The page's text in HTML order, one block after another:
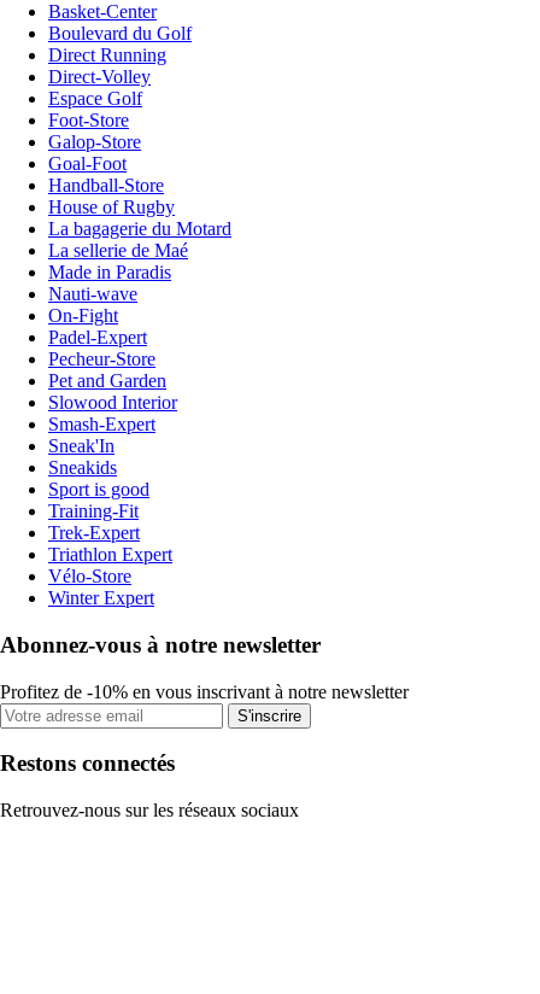
Basket-Center
Boulevard du Golf
Direct Running
Direct-Volley
Espace Golf
Foot-Store
Galop-Store
Goal-Foot
Handball-Store
House of Rugby
La bagagerie du Motard
La sellerie de Maé
Made in Paradis
Nauti-wave
On-Fight
Padel-Expert
Pecheur-Store
Pet and Garden
Slowood Interior
Smash-Expert
Sneak'In
Sneakids
Sport is good
Training-Fit
Trek-Expert
Triathlon Expert
Vélo-Store
Winter Expert
Abonnez-vous à notre newsletter
Profitez de -10% en vous inscrivant à notre newsletter
S'inscrire
Restons connectés
Retrouvez-nous sur les réseaux sociaux